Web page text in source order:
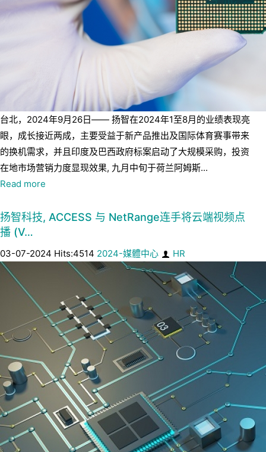
台北，2024年9月26日—— 扬智在2024年1至8月的业绩表现亮
眼，成长接近两成，主要受益于新产品推出及国际体育赛事带来
的换机需求，并且印度及巴西政府标案启动了大规模采购，投资
在地市场营销力度显现效果, 九月中旬于荷兰阿姆斯...
Read more
扬智科技, ACCESS 与 NetRange连手将云端视频点
播 (V…
03-07-2024 Hits:4514 2024-媒體中心 HR